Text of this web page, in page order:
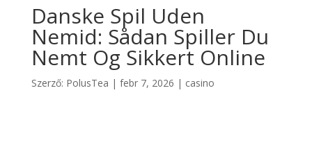
Danske Spil Uden
Nemid: Sådan Spiller Du
Nemt Og Sikkert Online
Szerző: PolusTea | febr 7, 2026 | casino